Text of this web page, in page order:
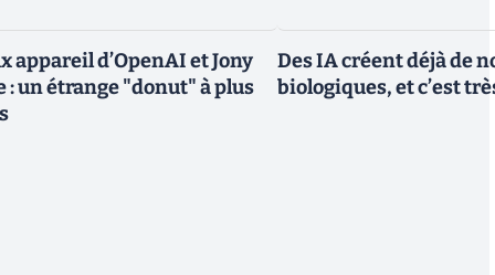
appareil d’OpenAI et Jony
: un étrange "donut" à plus
Des IA créent déjà de
biologiques, et c’est